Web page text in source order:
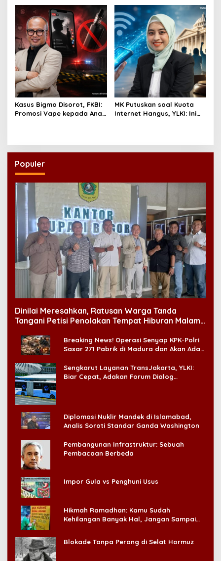
Promosi Vape kepada Anak
Berpotensi Masuk Ranah
Pidana
Internet Hangus, YLKI: Ini
Kemenangan Konsumen
Populer
Dinilai Meresahkan, Ratusan Warga Tanda
Tangani Petisi Penolakan Tempat Hiburan Malam
di CitraLand
Breaking News! Operasi Senyap KPK-Polri
Sasar 271 Pabrik di Madura dan Akan Ada
‘Badai Pemeriksaan’
Sengkarut Layanan TransJakarta, YLKI:
Biar Cepat, Adakan Forum Dialog
Konsumen!
Diplomasi Nuklir Mandek di Islamabad,
Analis Soroti Standar Ganda Washington
Pembangunan Infrastruktur: Sebuah
Pembacaan Berbeda
Impor Gula vs Penghuni Usus
Kehilangan Banyak Hal, Jangan Sampai
Kehilangan Diri Sendiri!
Energi dan Gizi Generasi